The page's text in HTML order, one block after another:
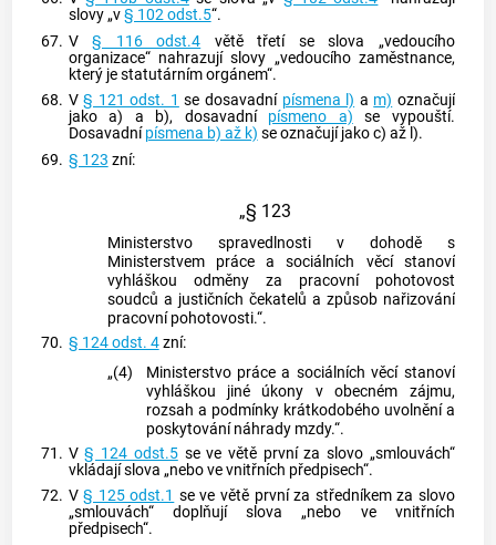
slovy „v§ 102 odst.5“.
67. V§ 116 odst.4 větě třetí se slova „vedoucího
organizace“ nahrazují slovy „vedoucího zaměstnance,
který je statutárním orgánem“.
68. V§ 121 odst. 1 se dosavadní písmena l) a m) označují
jako a) a b), dosavadní písmeno a) se vypouští.
Dosavadnípísmena b) až k) se označují jako c) až l).
69. § 123 zní:
„§ 123
Ministerstvo spravedlnosti v dohodě s
Ministerstvem práce a sociálních věcí stanoví
vyhláškou odměny za pracovní pohotovost
soudců a justičních čekatelů a způsob nařizování
pracovní pohotovosti.“.
70. § 124 odst. 4zní:
„(4)
Ministerstvo práce a sociálních věcí stanoví
vyhláškou jiné úkony v obecném zájmu,
rozsah a podmínky krátkodobého uvolnění a
poskytování náhrady mzdy.“.
71. V§ 124 odst.5se ve větě první za slovo „smlouvách“
vkládají slova „nebo ve vnitřních předpisech“.
72. V§ 125 odst.1 se ve větě první za středníkem za slovo
„smlouvách“ doplňují slova „nebo ve vnitřních
předpisech“.